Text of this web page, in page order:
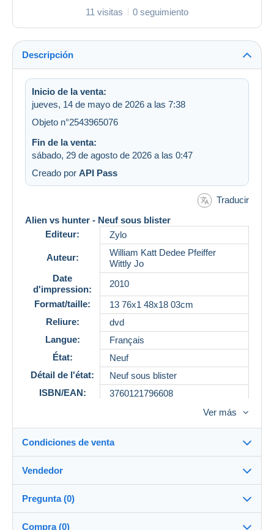
11 visitas 0 seguimiento
Descripción
Inicio de la venta:
jueves, 14 de mayo de 2026 a las 7:38
Objeto n°2543965076
Fin de la venta:
sábado, 29 de agosto de 2026 a las 0:47
Creado por API Pass
Traducir
Alien vs hunter - Neuf sous blister
Editeur:
Zylo
Auteur:
William Katt Dedee Pfeiffer
Wittly Jo
Date
d'impression:
2010
Format/taille:
13 76x1 48x18 03cm
Reliure:
dvd
Langue:
Français
État:
Neuf
Détail de l'état:
Neuf sous blister
ISBN/EAN:
3760121796608
Ver más
Condiciones de venta
Envío tras el pago dentro de los 14 días
Vendedor
Demonsetmerveilles99%(3846x)
PRO
Pregunta (0)
Compra (0)